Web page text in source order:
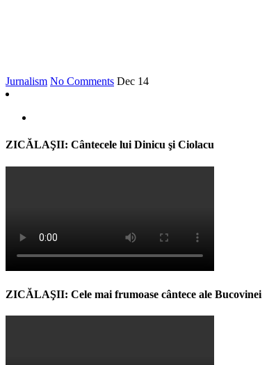
Jurnalism No Comments Dec 14
ZICĂLAŞII: Cântecele lui Dinicu şi Ciolacu
ZICĂLAŞII: Cele mai frumoase cântece ale Bucovinei